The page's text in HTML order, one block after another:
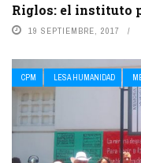
Riglos: el instituto
19 SEPTIEMBRE, 2017
CPM LESA HUMANIDAD